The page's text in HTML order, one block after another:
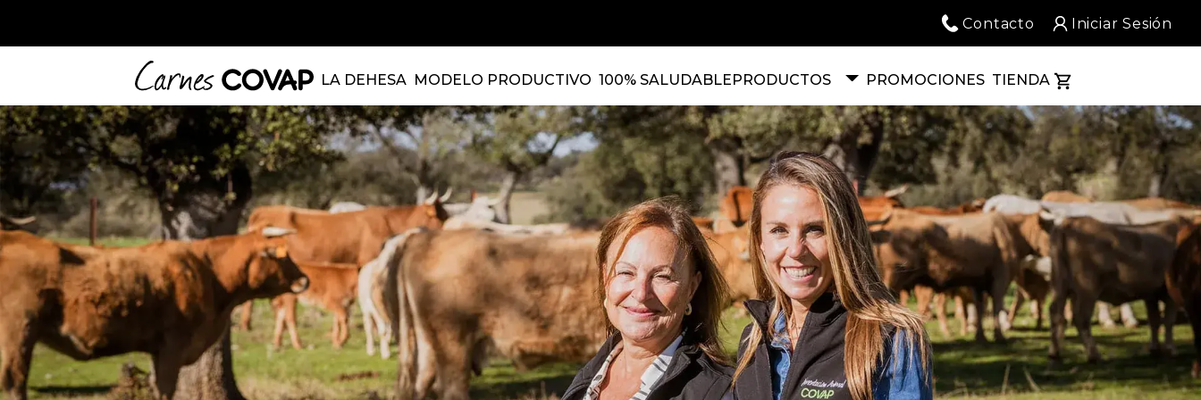
Contacto Iniciar Sesión
LA DEHESA MODELO PRODUCTIVO 100% SALUDABLEPRODUCTOS PROMOCIONES TIENDA